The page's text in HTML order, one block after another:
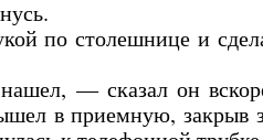
по столешнице и
— сказал он
в приемную, закрыв